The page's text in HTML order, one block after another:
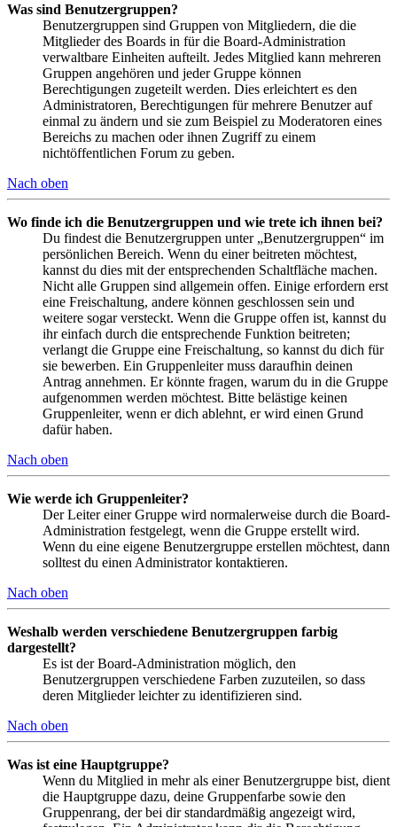
Was sind Benutzergruppen?
Benutzergruppen sind Gruppen von Mitgliedern, die die
Mitglieder des Boards in für die Board-Administration
verwaltbare Einheiten aufteilt. Jedes Mitglied kann mehreren
Gruppen angehören und jeder Gruppe können
Berechtigungen zugeteilt werden. Dies erleichtert es den
Administratoren, Berechtigungen für mehrere Benutzer auf
einmal zu ändern und sie zum Beispiel zu Moderatoren eines
Bereichs zu machen oder ihnen Zugriff zu einem
nichtöffentlichen Forum zu geben.
Nach oben
Wo finde ich die Benutzergruppen und wie trete ich ihnen bei?
Du findest die Benutzergruppen unter „Benutzergruppen“ im
persönlichen Bereich. Wenn du einer beitreten möchtest,
kannst du dies mit der entsprechenden Schaltfläche machen.
Nicht alle Gruppen sind allgemein offen. Einige erfordern erst
eine Freischaltung, andere können geschlossen sein und
weitere sogar versteckt. Wenn die Gruppe offen ist, kannst du
ihr einfach durch die entsprechende Funktion beitreten;
verlangt die Gruppe eine Freischaltung, so kannst du dich für
sie bewerben. Ein Gruppenleiter muss daraufhin deinen
Antrag annehmen. Er könnte fragen, warum du in die Gruppe
aufgenommen werden möchtest. Bitte belästige keinen
Gruppenleiter, wenn er dich ablehnt, er wird einen Grund
dafür haben.
Nach oben
Wie werde ich Gruppenleiter?
Der Leiter einer Gruppe wird normalerweise durch die Board-
Administration festgelegt, wenn die Gruppe erstellt wird.
Wenn du eine eigene Benutzergruppe erstellen möchtest, dann
solltest du einen Administrator kontaktieren.
Nach oben
Weshalb werden verschiedene Benutzergruppen farbig
dargestellt?
Es ist der Board-Administration möglich, den
Benutzergruppen verschiedene Farben zuzuteilen, so dass
deren Mitglieder leichter zu identifizieren sind.
Nach oben
Was ist eine Hauptgruppe?
Wenn du Mitglied in mehr als einer Benutzergruppe bist, dient
die Hauptgruppe dazu, deine Gruppenfarbe sowie den
Gruppenrang, der bei dir standardmäßig angezeigt wird,